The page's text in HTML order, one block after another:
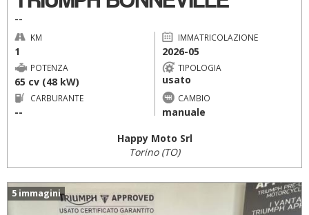
--
KM
1
IMMATRICOLAZIONE
2026-05
POTENZA
65 cv (48 kW)
TIPOLOGIA
usato
CARBURANTE
--
CAMBIO
manuale
Happy Moto Srl
Torino (TO)
5 immagini